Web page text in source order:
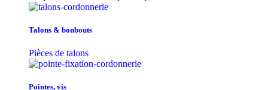
Talons & bonbouts
Pièces de talons
Pointes, vis